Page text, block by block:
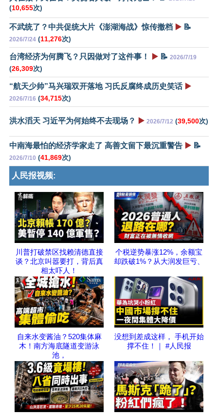
(10,655次)
不武统了？中共促统大片《澎湖海战》惊传撤档 ▶️ 📝
2026/7/24 (11,276次)
台湾经济为何腾飞？只因做对了这件事！ ▶️ 📝 2026/7/19
(26,309次)
“航天少帅”马兴瑞双开落地 习氏反腐终成历史笑话 ▶️
2026/7/16 (34,715次)
洪水滔天 习近平为何始终不去现场？ ▶️ 2026/7/12 (39,500次)
中南海最怕的经济学家走了 高善文留下最沉重警告 ▶️ 📝
2026/7/10 (41,869次)
人民报视频:
川普打破禁区找赖清德直接
谈？北京叫嚣要打，背后真
相太吓人！
个税逆势暴涨12%，余额宝
却跌破1%？从大润发巨亏、
自来水变酱油？520集体麻
木！南方海底隧道变游泳
池，
没想到差成这样， 手机开始
撑不住！｜ #人民报